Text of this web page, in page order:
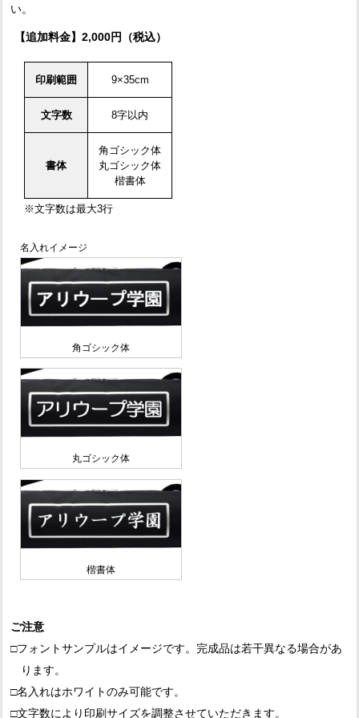
い。
【追加料金】2,000円（税込）
印刷範囲 9×35cm
文字数 8字以内
書体
角ゴシック体
丸ゴシック体
楷書体
※文字数は最大3行
名入れイメージ
角ゴシック体
丸ゴシック体
楷書体
ご注意
□フォントサンプルはイメージです。完成品は若干異なる場合があ
ります。
□名入れはホワイトのみ可能です。
□文字数により印刷サイズを調整させていただきます。